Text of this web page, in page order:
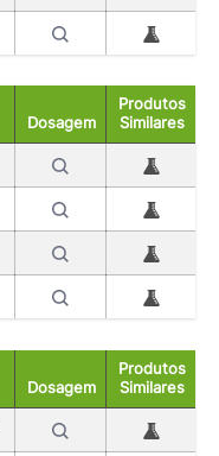
Dosagem
Produtos
Similares
Dosagem
Produtos
Similares